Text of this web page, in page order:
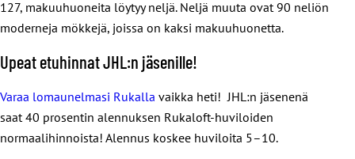
127, makuuhuoneita löytyy neljä. Neljä muuta ovat 90 neliön
moderneja mökkejä, joissa on kaksi makuuhuonetta.
Upeat etuhinnat JHL:n jäsenille!
Varaa lomaunelmasi Rukalla vaikka heti! JHL:n jäsenenä
saat 40 prosentin alennuksen Rukaloft-huviloiden
normaalihinnoista! Alennus koskee huviloita 5–10.